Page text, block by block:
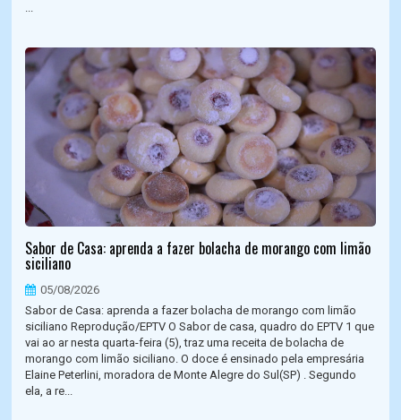
...
Sabor de Casa: aprenda a fazer bolacha de morango com limão
siciliano
05/08/2026
Sabor de Casa: aprenda a fazer bolacha de morango com limão
siciliano Reprodução/EPTV O Sabor de casa, quadro do EPTV 1 que
vai ao ar nesta quarta-feira (5), traz uma receita de bolacha de
morango com limão siciliano. O doce é ensinado pela empresária
Elaine Peterlini, moradora de Monte Alegre do Sul(SP) . Segundo
ela, a re...